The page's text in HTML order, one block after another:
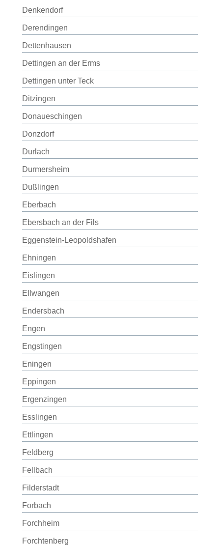
Denkendorf
Derendingen
Dettenhausen
Dettingen an der Erms
Dettingen unter Teck
Ditzingen
Donaueschingen
Donzdorf
Durlach
Durmersheim
Dußlingen
Eberbach
Ebersbach an der Fils
Eggenstein-Leopoldshafen
Ehningen
Eislingen
Ellwangen
Endersbach
Engen
Engstingen
Eningen
Eppingen
Ergenzingen
Esslingen
Ettlingen
Feldberg
Fellbach
Filderstadt
Forbach
Forchheim
Forchtenberg